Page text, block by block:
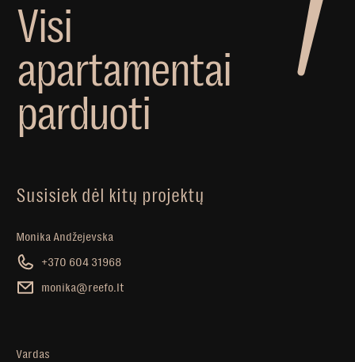
Visi
apartamentai
parduoti
Susisiek dėl kitų projektų
Monika Andžejevska
+370 604 31968
monika@reefo.lt
Vardas